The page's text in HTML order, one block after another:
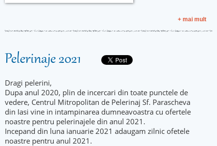
+ mai mult
Pelerinaje 2021
Dragi pelerini,
Dupa anul 2020, plin de incercari din toate punctele de
vedere, Centrul Mitropolitan de Pelerinaj Sf. Parascheva
din Iasi vine in intampinarea dumneavoastra cu ofertele
noastre pentru pelerinajele din anul 2021.
Incepand din luna ianuarie 2021 adaugam zilnic ofetele
noastre pentru anul 2021.